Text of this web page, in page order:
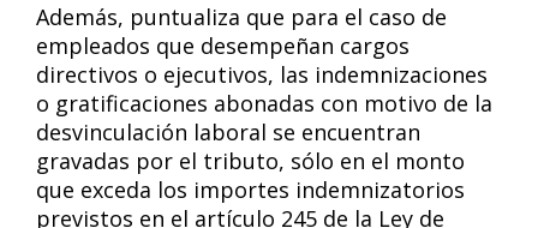
Además, puntualiza que para el caso de
empleados que desempeñan cargos
directivos o ejecutivos, las indemnizaciones
o gratificaciones abonadas con motivo de la
desvinculación laboral se encuentran
gravadas por el tributo, sólo en el monto
que exceda los importes indemnizatorios
previstos en el artículo 245 de la Ley de